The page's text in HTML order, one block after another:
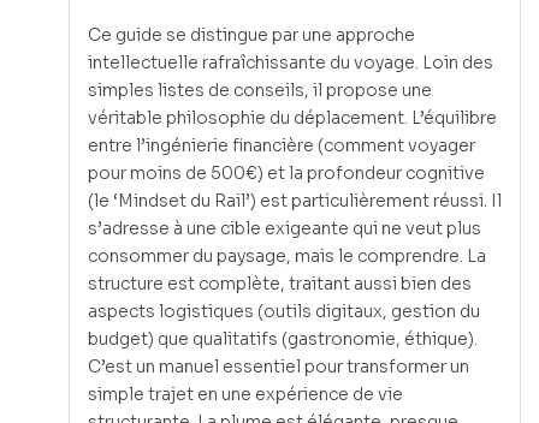
Ce guide se distingue par une approche
intellectuelle rafraîchissante du voyage. Loin des
simples listes de conseils, il propose une
véritable philosophie du déplacement. L’équilibre
entre l’ingénierie financière (comment voyager
pour moins de 500€) et la profondeur cognitive
(le ‘Mindset du Rail’) est particulièrement réussi. Il
s’adresse à une cible exigeante qui ne veut plus
consommer du paysage, mais le comprendre. La
structure est complète, traitant aussi bien des
aspects logistiques (outils digitaux, gestion du
budget) que qualitatifs (gastronomie, éthique).
C’est un manuel essentiel pour transformer un
simple trajet en une expérience de vie